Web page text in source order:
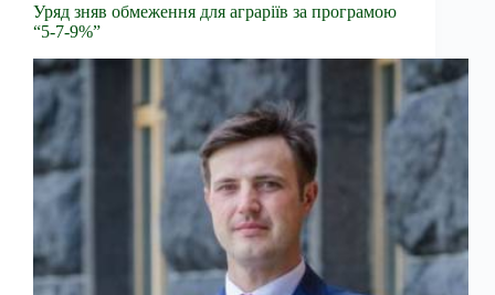
Уряд зняв обмеження для аграріїв за програмою
“5-7-9%”